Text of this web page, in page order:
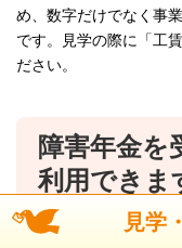
め、数字だけでなく事
です。見学の際に「工
ださい。
障害年金を
利用できま
はい、可能です。工賃
見学